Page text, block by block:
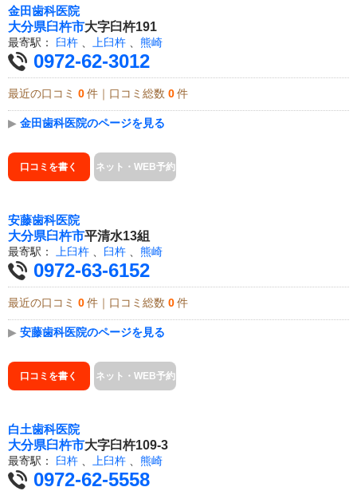
金田歯科医院
大分県臼杵市大字臼杵191
最寄駅： 臼杵 上臼杵 熊崎
0972-62-3012
最近の口コミ 0 件｜口コミ総数 0 件
▶ 金田歯科医院のページを見る
口コミを書く ネット・WEB予約
安藤歯科医院
大分県臼杵市平清水13組
最寄駅： 上臼杵 臼杵 熊崎
0972-63-6152
最近の口コミ 0 件｜口コミ総数 0 件
▶ 安藤歯科医院のページを見る
口コミを書く ネット・WEB予約
白土歯科医院
大分県臼杵市大字臼杵109-3
最寄駅： 臼杵 上臼杵 熊崎
0972-62-5558